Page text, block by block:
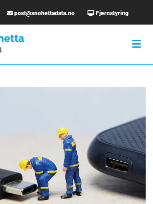
 post@snohettadata.no  Fjernstyring